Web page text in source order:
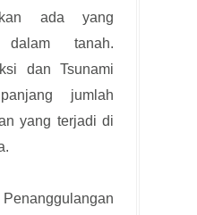
ada yang
tanah.
dan Tsunami
jumlah
yang terjadi di